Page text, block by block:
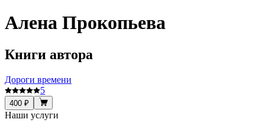
Алена Прокопьева
Книги автора
Дороги времени
5
400 ₽
Наши услуги